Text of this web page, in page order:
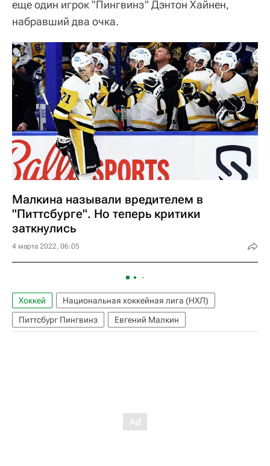
еще один игрок "Пингвинз" Дэнтон Хайнен,
набравший два очка.
Малкина называли вредителем в
"Питтсбурге". Но теперь критики
заткнулись
4 марта 2022, 06:05
Хоккей
Национальная хоккейная лига (НХЛ)
Питтсбург Пингвинз
Евгений Малкин